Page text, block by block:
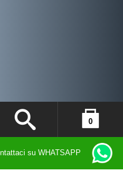
0
su WHATSAPP